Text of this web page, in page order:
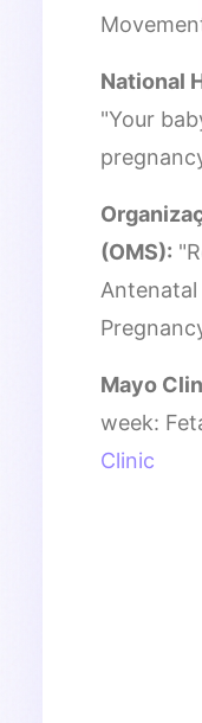
National
"Your
(OMS):
Mayo
week:
Clinic